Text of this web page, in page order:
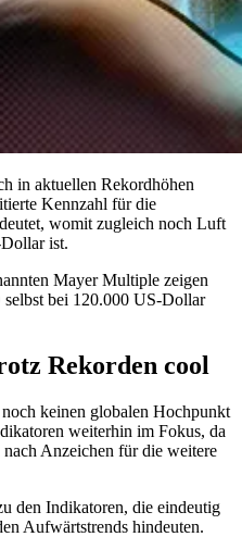
in aktuellen Rekordhöhen
Kennzahl für die
womit zugleich noch Luft
ist.
Mayer Multiple zeigen
bei 120.000 US-Dollar
Rekorden cool
keinen globalen Hochpunkt
weiterhin im Fokus, da
Anzeichen für die weitere
den Indikatoren, die eindeutig
Aufwärtstrends hindeuten.